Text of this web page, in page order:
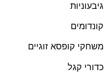
גיבעוניות
קונדומים
משחקי קופסא זוגיים
כדורי קגל